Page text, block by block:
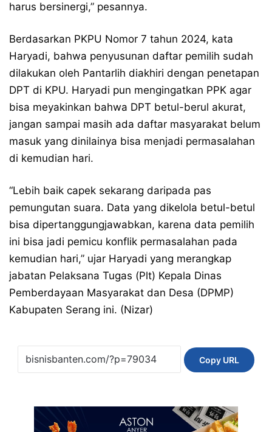
harus bersinergi,” pesannya.
Berdasarkan PKPU Nomor 7 tahun 2024, kata
Haryadi, bahwa penyusunan daftar pemilih sudah
dilakukan oleh Pantarlih diakhiri dengan penetapan
DPT di KPU. Haryadi pun mengingatkan PPK agar
bisa meyakinkan bahwa DPT betul-berul akurat,
jangan sampai masih ada daftar masyarakat belum
masuk yang dinilainya bisa menjadi permasalahan
di kemudian hari.
“Lebih baik capek sekarang daripada pas
pemungutan suara. Data yang dikelola betul-betul
bisa dipertanggungjawabkan, karena data pemilih
ini bisa jadi pemicu konflik permasalahan pada
kemudian hari,” ujar Haryadi yang merangkap
jabatan Pelaksana Tugas (Plt) Kepala Dinas
Pemberdayaan Masyarakat dan Desa (DPMP)
Kabupaten Serang ini. (Nizar)
Copy URL